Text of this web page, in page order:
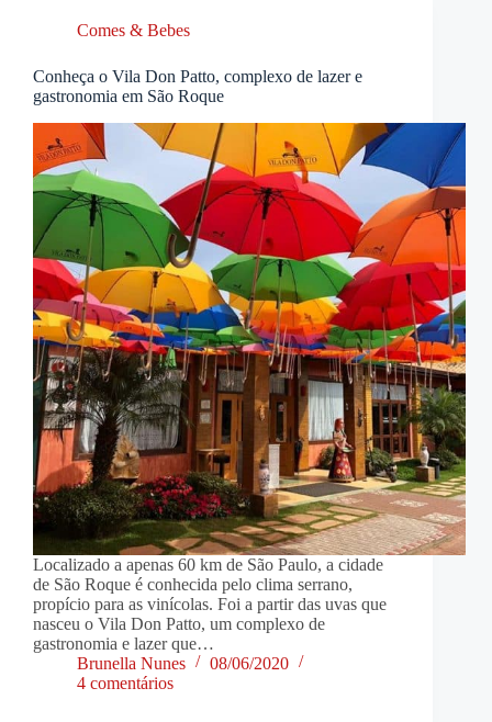
Comes & Bebes
Conheça o Vila Don Patto, complexo de lazer e
gastronomia em São Roque
Localizado a apenas 60 km de São Paulo, a cidade
de São Roque é conhecida pelo clima serrano,
propício para as vinícolas. Foi a partir das uvas que
nasceu o Vila Don Patto, um complexo de
gastronomia e lazer que…
Brunella Nunes
08/06/2020
4 comentários